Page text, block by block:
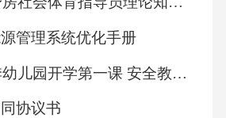
管理系统优化手册
2026年秋季幼儿园开学第一课 安全教育 保护自己我最棒
协议书